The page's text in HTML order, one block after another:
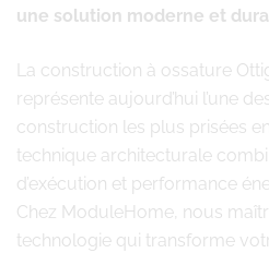
une solution moderne et
La construction à ossature
représente aujourd’hui l’une
construction les plus prisées
technique architecturale
d’exécution et performance
Chez ModuleHome, nous
technologie qui transforme